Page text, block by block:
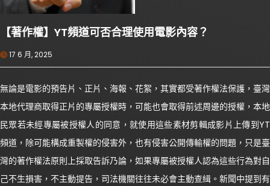
【著作權】YT頻道可否合理使用電影內容？
17 6 月, 2025
無論是電影的預告片、正片、海報、花絮，其實都受著作權法保護，臺灣
本地代理商取得正片的專屬授權時，可能也會取得前述周邊的授權，本地
民眾若未經專屬被授權人的同意，就使用這些素材剪輯成影片上傳到YT
頻道，除可能構成重製權的侵害外，也有侵害公開傳輸權的問題，只是臺
灣的著作權法原則上採取告訴乃論，如果專屬被授權人認為這些行為對自
己不生損害，不主動提告，司法機關往往未必會主動查緝。新聞中提到有